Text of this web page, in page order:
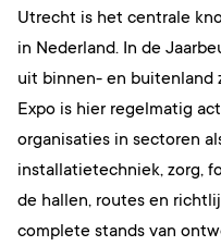
Utrecht is het centrale
in Nederland. In de
uit binnen- en buitenland
Expo is hier regelmatig
organisaties in sectoren
installatietechniek, zorg,
de hallen, routes en
complete stands van